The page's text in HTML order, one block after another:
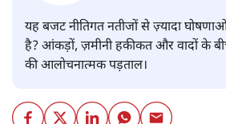
यह बजट नीतिगत नतीजों से ज़्यादा
है? आंकड़ों, ज़मीनी हकीकत और वादों के
की आलोचनात्मक पड़ताल।